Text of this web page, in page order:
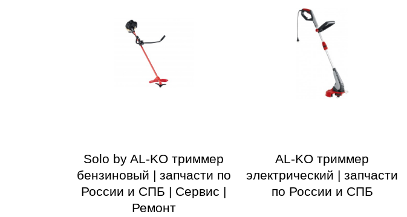
Solo by AL-KO триммер
бензиновый | запчасти по
России и СПБ | Сервис |
Ремонт
AL-KO триммер
электрический | запчасти
по России и СПБ